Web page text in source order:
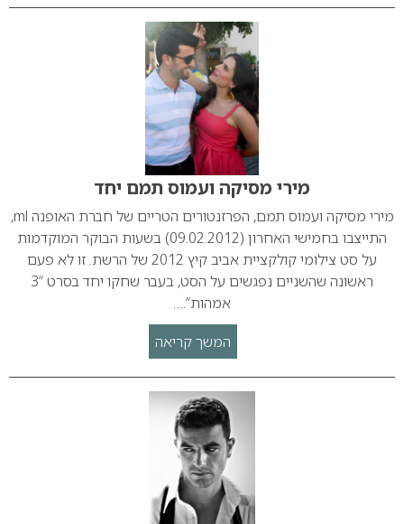
מירי מסיקה ועמוס תמם יחד
מירי מסיקה ועמוס תמם, הפרזנטורים הטריים של חברת האופנה ml,
התייצבו בחמישי האחרון (09.02.2012) בשעות הבוקר המוקדמות
על סט צילומי קולקציית אביב קיץ 2012 של הרשת. זו לא פעם
ראשונה שהשניים נפגשים על הסט, בעבר שחקו יחד בסרט “3
אמהות”.…
המשך קריאה